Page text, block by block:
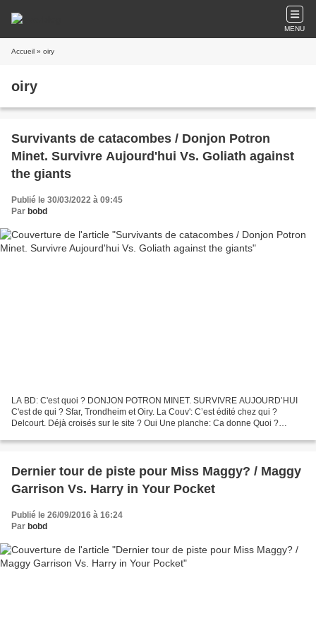
MENU
Accueil » oiry
oiry
Survivants de catacombes / Donjon Potron
Minet. Survivre Aujourd'hui Vs. Goliath against
the giants
Publié le 30/03/2022 à 09:45
Par bobd
LA BD: C'est quoi ? DONJON POTRON MINET. SURVIVRE AUJOURD’HUI
C'est de qui ? Sfar, Trondheim et Oiry. La Couv': C’est édité chez qui ?
Delcourt. Déjà croisés sur le site ? Oui Une planche: Ca donne Quoi ?
Dernier tour de piste pour Miss Maggy? / Maggy
Garrison Vs. Harry in Your Pocket
Publié le 26/09/2016 à 16:24
Par bobd